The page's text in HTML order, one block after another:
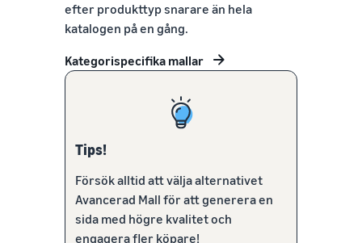
efter produkttyp snarare än hela
katalogen på en gång.
Kategorispecifika mallar
Tips!
Försök alltid att välja alternativet
Avancerad Mall för att generera en
sida med högre kvalitet och
engagera fler köpare!